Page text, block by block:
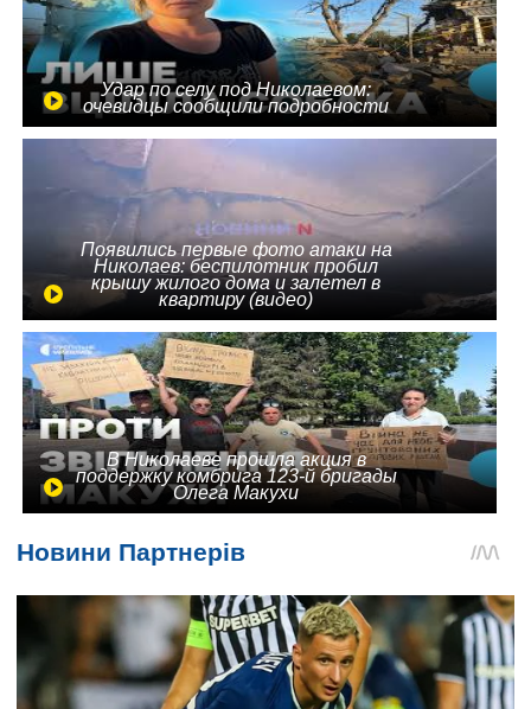
Удар по селу под Николаевом:
очевидцы сообщили подробности
Появились первые фото атаки на
Николаев: беспилотник пробил
крышу жилого дома и залетел в
квартиру (видео)
В Николаеве прошла акция в
поддержку комбрига 123-й бригады
Олега Макухи